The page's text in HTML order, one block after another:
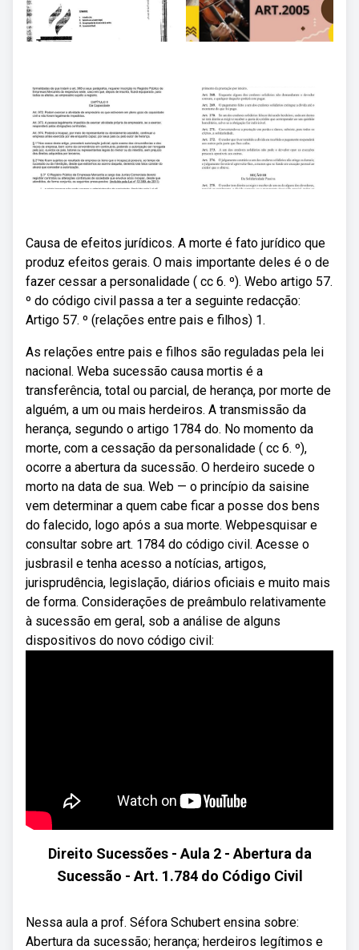
Causa de efeitos jurídicos. A morte é fato jurídico que
produz efeitos gerais. O mais importante deles é o de
fazer cessar a personalidade ( cc 6. º). Webo artigo 57.
º do código civil passa a ter a seguinte redacção:
Artigo 57. º (relações entre pais e filhos) 1.
As relações entre pais e filhos são reguladas pela lei
nacional. Weba sucessão causa mortis é a
transferência, total ou parcial, de herança, por morte de
alguém, a um ou mais herdeiros. A transmissão da
herança, segundo o artigo 1784 do. No momento da
morte, com a cessação da personalidade ( cc 6. º),
ocorre a abertura da sucessão. O herdeiro sucede o
morto na data de sua. Web — o princípio da saisine
vem determinar a quem cabe ficar a posse dos bens
do falecido, logo após a sua morte. Webpesquisar e
consultar sobre art. 1784 do código civil. Acesse o
jusbrasil e tenha acesso a notícias, artigos,
jurisprudência, legislação, diários oficiais e muito mais
de forma. Considerações de preâmbulo relativamente
à sucessão em geral, sob a análise de alguns
dispositivos do novo código civil:
Direito Sucessões - Aula 2 - Abertura da
Sucessão - Art. 1.784 do Código Civil
Nessa aula a prof. Séfora Schubert ensina sobre:
Abertura da sucessão; herança; herdeiros legítimos e